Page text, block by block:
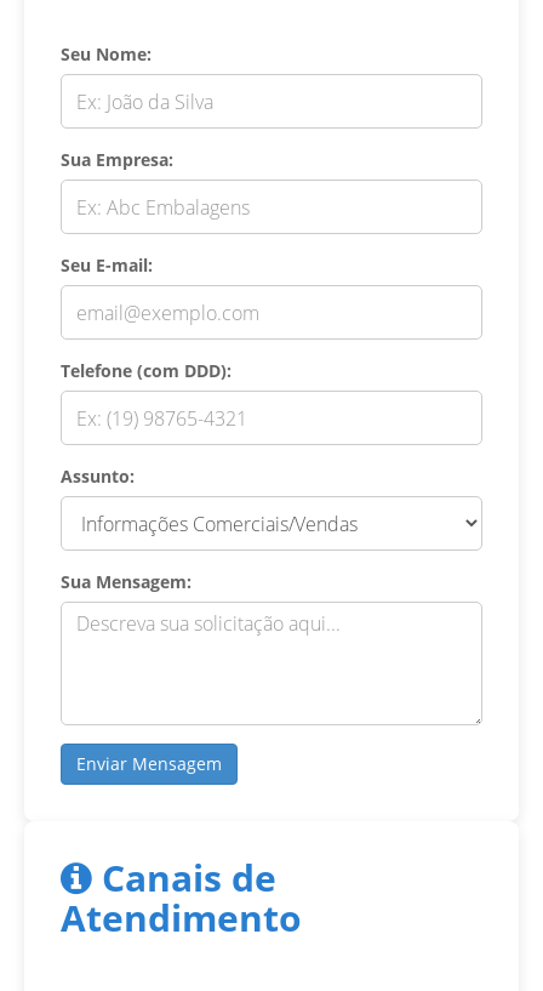
Seu Nome:
Sua Empresa:
Seu E-mail:
Telefone (com DDD):
Assunto:
Sua Mensagem:
Canais de
Atendimento